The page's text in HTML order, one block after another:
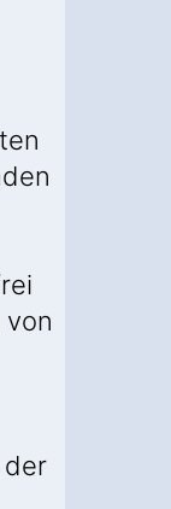
von
der